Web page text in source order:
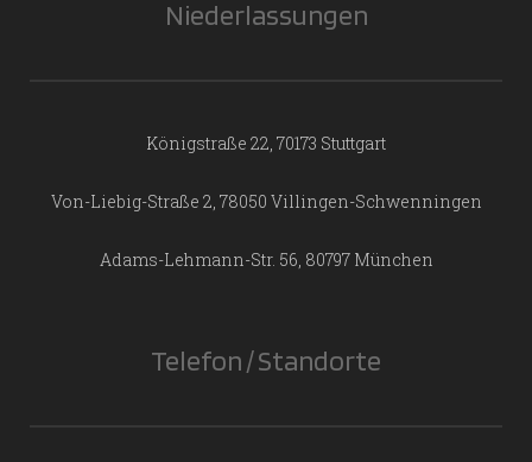
Niederlassungen
Königstraße 22, 70173 Stuttgart
Von-Liebig-Straße 2, 78050 Villingen-Schwenningen
Adams-Lehmann-Str. 56, 80797 München
Telefon / Standorte